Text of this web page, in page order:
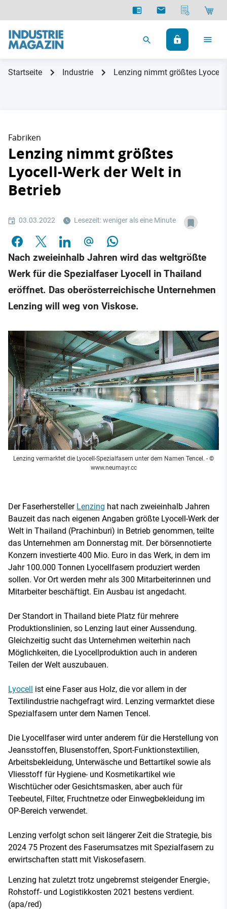
Startseite Industrie Lenzing nimmt größtes
Fabriken
Lenzing nimmt größtes
Lyocell-Werk der Welt in
Betrieb
03.03.2022 Lesezeit: weniger als eine Minute
Nach zweieinhalb Jahren wird das weltgrößte
Werk für die Spezialfaser Lyocell in Thailand
eröffnet. Das oberösterreichische Unternehmen
Lenzing will weg von Viskose.
Lenzing vermarktet die Lyocell-Spezialfasern unter dem Namen Tencel. - ©
www.neumayr.cc
Der Faserhersteller Lenzing hat nach zweieinhalb Jahren
Bauzeit das nach eigenen Angaben größte Lyocell-Werk der
Welt in Thailand (Prachinburi) in Betrieb genommen, teilte
das Unternehmen am Donnerstag mit. Der börsennotierte
Konzern investierte 400 Mio. Euro in das Werk, in dem im
Jahr 100.000 Tonnen Lyocellfasern produziert werden
sollen. Vor Ort werden mehr als 300 Mitarbeiterinnen und
Mitarbeiter beschäftigt. Ein Ausbau ist angedacht.
Der Standort in Thailand biete Platz für mehrere
Produktionslinien, so Lenzing laut einer Aussendung.
Gleichzeitig sucht das Unternehmen weiterhin nach
Möglichkeiten, die Lyocellproduktion auch in anderen
Teilen der Welt auszubauen.
Lyocell ist eine Faser aus Holz, die vor allem in der
Textilindustrie nachgefragt wird. Lenzing vermarktet diese
Spezialfasern unter dem Namen Tencel.
Die Lyocellfaser wird unter anderem für die Herstellung von
Jeansstoffen, Blusenstoffen, Sport-Funktionstextilien,
Arbeitsbekleidung, Unterwäsche und Bettartikel sowie als
Vliesstoff für Hygiene- und Kosmetikartikel wie
Wischtücher oder Gesichtsmasken, aber auch für
Teebeutel, Filter, Fruchtnetze oder Einwegbekleidung im
OP-Bereich verwendet.
Lenzing verfolgt schon seit längerer Zeit die Strategie, bis
2024 75 Prozent des Faserumsatzes mit Spezialfasern zu
erwirtschaften statt mit Viskosefasern.
Lenzing hat zuletzt trotz ungebremst steigender Energie-,
Rohstoff- und Logistikkosten 2021 bestens verdient.
(apa/red)